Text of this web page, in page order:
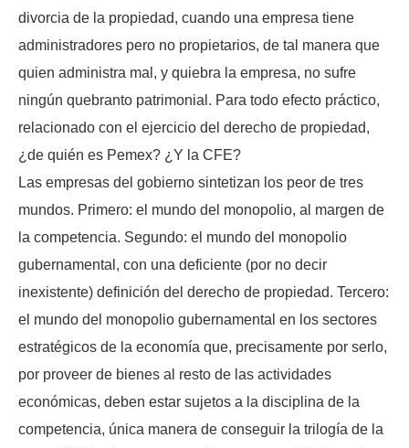
divorcia de la propiedad, cuando una empresa tiene
administradores pero no propietarios, de tal manera que
quien administra mal, y quiebra la empresa, no sufre
ningún quebranto patrimonial. Para todo efecto práctico,
relacionado con el ejercicio del derecho de propiedad,
¿de quién es Pemex? ¿Y la CFE?
Las empresas del gobierno sintetizan los peor de tres
mundos. Primero: el mundo del monopolio, al margen de
la competencia. Segundo: el mundo del monopolio
gubernamental, con una deficiente (por no decir
inexistente) definición del derecho de propiedad. Tercero:
el mundo del monopolio gubernamental en los sectores
estratégicos de la economía que, precisamente por serlo,
por proveer de bienes al resto de las actividades
económicas, deben estar sujetos a la disciplina de la
competencia, única manera de conseguir la trilogía de la